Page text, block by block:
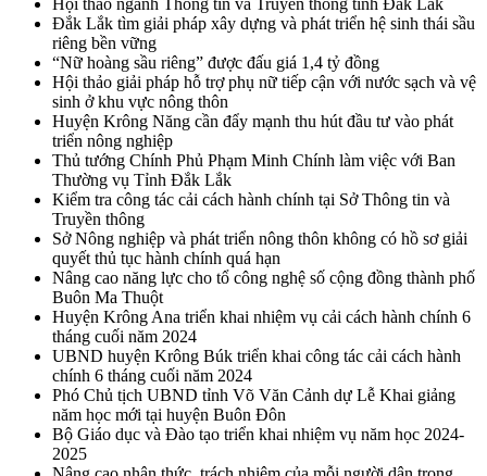
Hội thao ngành Thông tin và Truyền thông tỉnh Đắk Lắk
Đắk Lắk tìm giải pháp xây dựng và phát triển hệ sinh thái sầu
riêng bền vững
“Nữ hoàng sầu riêng” được đấu giá 1,4 tỷ đồng
Hội thảo giải pháp hỗ trợ phụ nữ tiếp cận với nước sạch và vệ
sinh ở khu vực nông thôn
Huyện Krông Năng cần đẩy mạnh thu hút đầu tư vào phát
triển nông nghiệp
Thủ tướng Chính Phủ Phạm Minh Chính làm việc với Ban
Thường vụ Tỉnh Đắk Lắk
Kiểm tra công tác cải cách hành chính tại Sở Thông tin và
Truyền thông
Sở Nông nghiệp và phát triển nông thôn không có hồ sơ giải
quyết thủ tục hành chính quá hạn
Nâng cao năng lực cho tổ công nghệ số cộng đồng thành phố
Buôn Ma Thuột
Huyện Krông Ana triển khai nhiệm vụ cải cách hành chính 6
tháng cuối năm 2024
UBND huyện Krông Búk triển khai công tác cải cách hành
chính 6 tháng cuối năm 2024
Phó Chủ tịch UBND tỉnh Võ Văn Cảnh dự Lễ Khai giảng
năm học mới tại huyện Buôn Đôn
Bộ Giáo dục và Đào tạo triển khai nhiệm vụ năm học 2024-
2025